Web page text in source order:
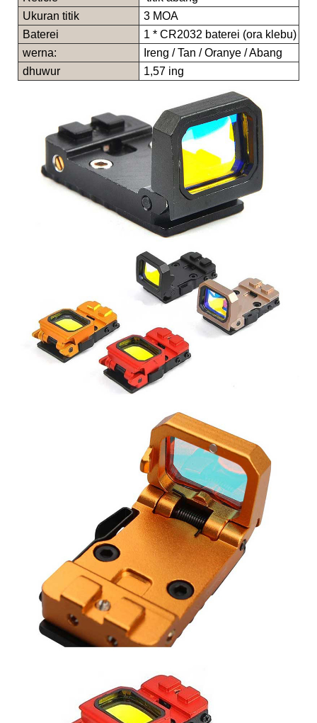
Ukuran titik
3 MOA
Baterei
1 * CR2032 baterei (ora klebu)
werna:
Ireng / Tan / Oranye / Abang
dhuwur
1,57 ing